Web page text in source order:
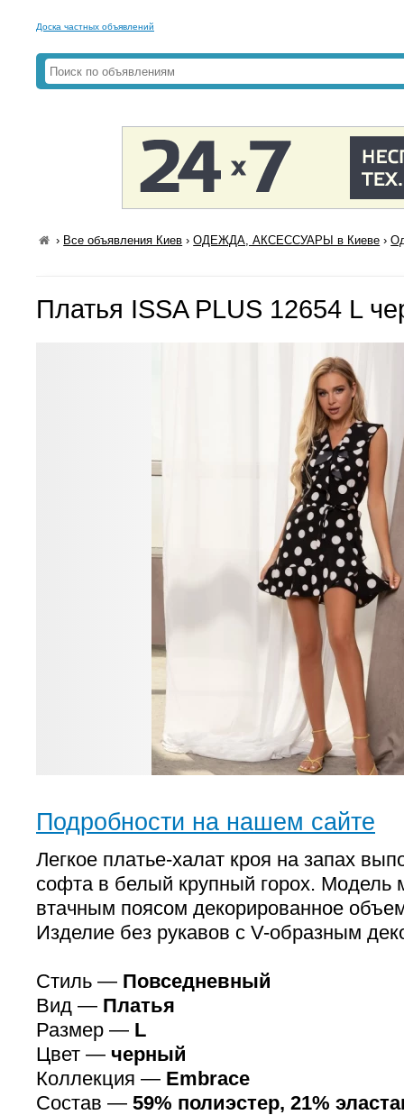
Доска частных объявлений
› Все объявления Киев ›ОДЕЖДА, АКСЕССУАРЫ в Киеве ›
Платья ISSA PLUS 12654 L
Подробности на нашем сайте
Легкое платье-халат кроя на запах
софта в белый крупный горох. Модель
втачным поясом декорированное
Изделие без рукавов с V-образным
Стиль — Повседневный
Вид — Платья
Размер — L
Цвет — черный
Коллекция — Embrace
Состав — 59% полиэстер, 21%